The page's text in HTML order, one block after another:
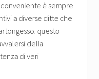
è sempre
a diverse ditte che
questo
della
di veri